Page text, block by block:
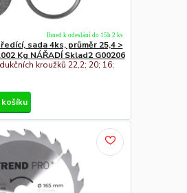
sada 4ks, průměr 25,4 >
Kg NÁŘADÍ Sklad2 G00206
kroužků 22,2; 20; 16;
Ihned k odeslání do 15h 2 ks
košíku